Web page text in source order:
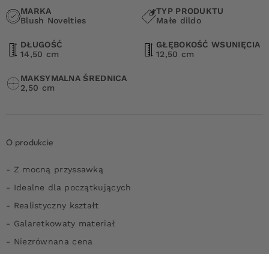
MARKA
Blush Novelties
TYP PRODUKTU
Małe dildo
DŁUGOŚĆ
14,50 cm
GŁĘBOKOŚĆ WSUNIĘCIA
12,50 cm
MAKSYMALNA ŚREDNICA
2,50 cm
O produkcie
- Z mocną przyssawką
- Idealne dla początkujących
- Realistyczny kształt
- Galaretkowaty materiał
- Niezrównana cena